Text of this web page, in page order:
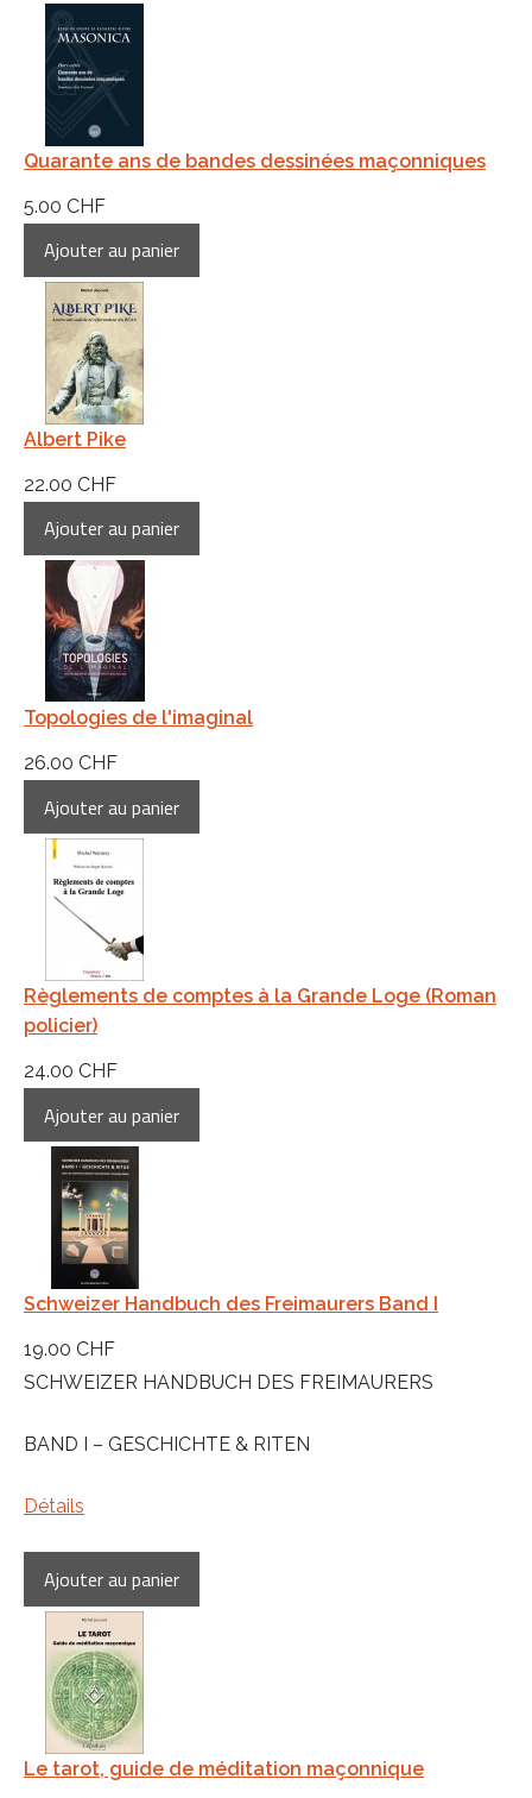
Quarante ans de bandes dessinées maçonniques
5.00 CHF
Albert Pike
22.00 CHF
Topologies de l'imaginal
26.00 CHF
Règlements de comptes à la Grande Loge (Roman
policier)
24.00 CHF
Schweizer Handbuch des Freimaurers Band I
19.00 CHF
SCHWEIZER HANDBUCH DES FREIMAURERS
BAND I – GESCHICHTE & RITEN
Détails
Le tarot, guide de méditation maçonnique